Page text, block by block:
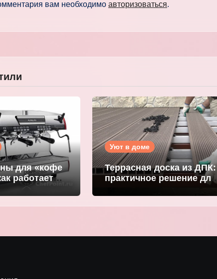
вам необходимо авторизоваться.
для «кофе
работает
эликсир
Уют в доме
Террасная доска из ДПК:
практичное решение для
WOODGRAND